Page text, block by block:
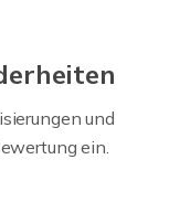
und
ein.